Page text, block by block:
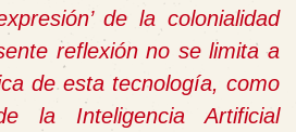
de la colonialidad
reflexión no se limita a
de esta tecnología, como
la Inteligencia Artificial